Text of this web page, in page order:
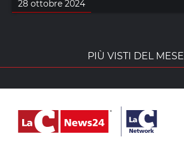
28 ottobre 2024
PIÙ VISTI DEL MESE